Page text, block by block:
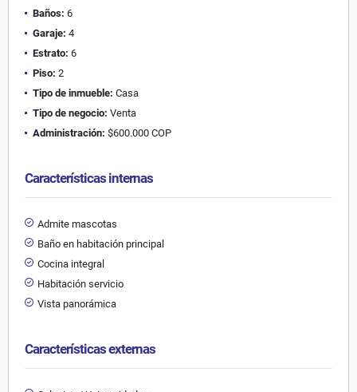
Baños: 6
Garaje: 4
Estrato: 6
Piso: 2
Tipo de inmueble: Casa
Tipo de negocio: Venta
Administración: $600.000 COP
Características internas
Admite mascotas
Baño en habitación principal
Cocina integral
Habitación servicio
Vista panorámica
Características externas